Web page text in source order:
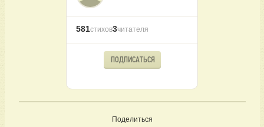
581стихов3читателя
ПОДПИСАТЬСЯ
Поделиться